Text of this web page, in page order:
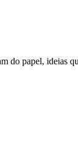
do papel, ideias